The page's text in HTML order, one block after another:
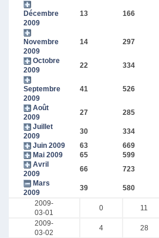
Décembre
2009
13 166
Novembre
2009
14 297
Octobre
2009
22 334
Septembre
2009
41 526
Août
2009
27 285
Juillet
2009
30 334
Juin 2009
63 669
Mai 2009
65 599
Avril
2009
66 723
Mars
2009
39 580
2009-
03-01
0 11
2009-
03-02
4 28